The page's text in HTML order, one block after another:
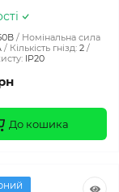
Номінальна сила
Кількість гнізд: 2
IP20
До кошика